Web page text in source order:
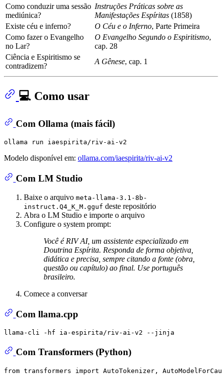
Como conduzir uma sessão
mediúnica?
Instruções Práticas sobre as
Manifestações Espíritas (1858)
Existe céu e inferno?
O Céu e o Inferno, Parte Primeira
Como fazer o Evangelho
no Lar?
O Evangelho Segundo o Espiritismo,
cap. 28
Ciência e Espiritismo se
contradizem?
A Gênese, cap. 1
💻 Como usar
Com Ollama (mais fácil)
Modelo disponível em: ollama.com/iaespirita/riv-ai-v2
Com LM Studio
Baixe o arquivo meta-llama-3.1-8b-
instruct.Q4_K_M.gguf deste repositório
Abra o LM Studio e importe o arquivo
Configure o system prompt:
Você é RIV AI, um assistente especializado em
Doutrina Espírita. Responda de forma objetiva,
didática e precisa, sempre citando a fonte (obra,
questão ou capítulo) ao final. Use português
brasileiro.
Comece a conversar
Com llama.cpp
Com Transformers (Python)
from transformers import AutoTokenizer,